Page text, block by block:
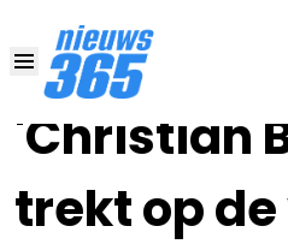
'Christian
trekt op
31 JAN 2020, 12:30